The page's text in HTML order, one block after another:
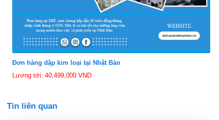
Đơn hàng dập kim loại tại Nhật Bản
Lương tới: 40,499,000 VND
Tin liên quan